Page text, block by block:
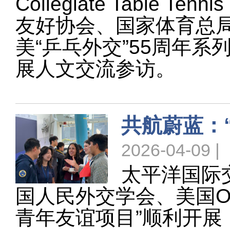
友好协会、国家体育总
美“乒乓外交”55周年系
展人文交流参访。
共航蔚蓝：
2026-04-09 |
太平洋国际
国人民外交学会、美国
青年友谊项目”顺利开展